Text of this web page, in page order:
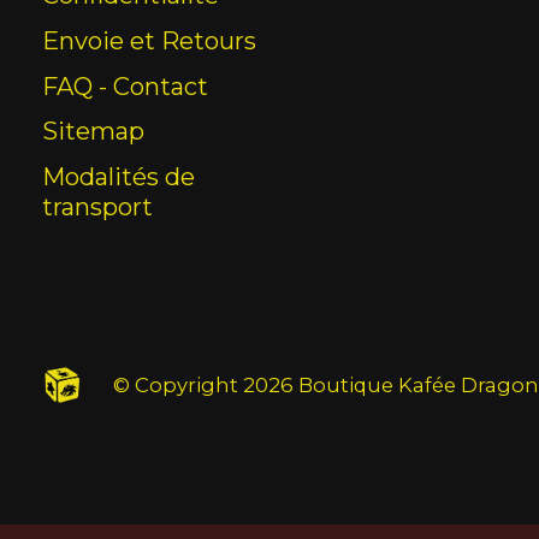
Envoie et Retours
FAQ - Contact
Sitemap
Modalités de
transport
© Copyright 2026 Boutique Kafée Dragon